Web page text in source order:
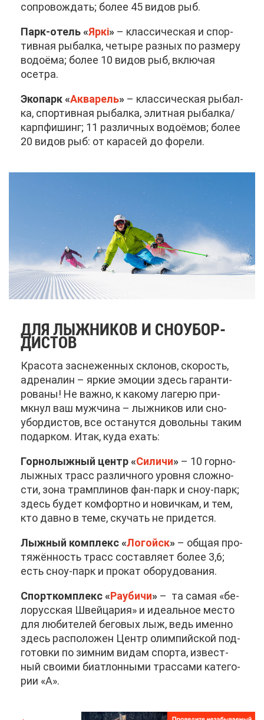
со­про­вож­дать; бо­лее 45 ви­дов рыб.
Парк-отель «Яркі» – клас­си­че­ская и спор­
тив­ная ры­бал­ка, че­ты­ре раз­ных по раз­ме­ру
во­до­ё­ма; бо­лее 10 ви­дов рыб, вклю­чая
осет­ра.
Эко­парк «Ак­ва­рель» – клас­си­че­ская ры­бал­
ка, спор­тив­ная ры­бал­ка, элит­ная ры­бал­ка/
карп­фи­шинг; 11 раз­лич­ных во­до­ё­мов; бо­лее
20 ви­дов рыб: от ка­ра­сей до фо­ре­ли.
ДЛЯ ЛЫЖ­НИ­КОВ И СНО­УБОР­
ДИ­СТОВ
Кра­со­та за­сне­жен­ных скло­нов, ско­рость,
ад­ре­на­лин – яр­кие эмо­ции здесь га­ран­ти­
ро­ва­ны! Не важ­но, к ка­ко­му ла­ге­рю при­
мкнул ваш муж­чи­на – лыж­ни­ков или сно­
убор­ди­стов, все оста­нут­ся до­воль­ны та­ким
по­дар­ком. Итак, ку­да ехать:
Гор­но­лыж­ный центр «Си­ли­чи» – 10 гор­но­
лыж­ных трасс раз­лич­но­го уров­ня слож­но­
сти, зо­на трам­пли­нов фан-парк и сноу-парк;
здесь бу­дет ком­форт­но и но­вич­кам, и тем,
кто дав­но в те­ме, ску­чать не при­дет­ся.
Лыж­ный ком­плекс «Ло­гойск» – об­щая про­
тя­жён­ность трасс со­став­ля­ет бо­лее 3,6;
есть сноу-парк и про­кат обо­ру­до­ва­ния.
Спорт­ком­плекс «Рау­би­чи» – та са­мая «бе­
ло­рус­ская Швей­ца­рия» и иде­аль­ное ме­сто
для лю­би­те­лей бе­го­вых лыж, ведь имен­но
здесь рас­по­ло­жен Центр олим­пий­ской под­
го­тов­ки по зим­ним ви­дам спор­та, из­вест­
ный сво­и­ми би­ат­лон­ны­ми трас­са­ми ка­те­го­
рии «А».